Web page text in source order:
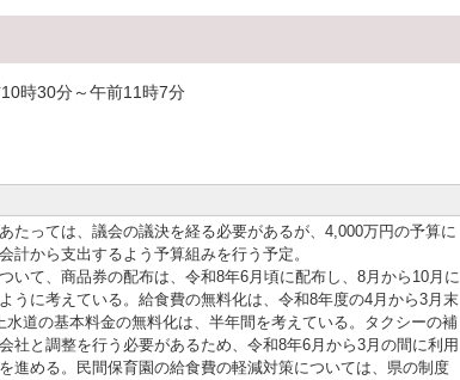
時30分～午前11時7分
たっては、議会の議決を経る必要があるが、4,000万円の予算に
計から支出するよう予算組みを行う予定。
て、商品券の配布は、令和8年6月頃に配布し、8月から10月に
うに考えている。給食費の無料化は、令和8年度の4月から3月末
水道の基本料金の無料化は、半年間を考えている。タクシーの補
社と調整を行う必要があるため、令和8年6月から3月の間に利用
進める。民間保育園の給食費の軽減対策については、県の制度